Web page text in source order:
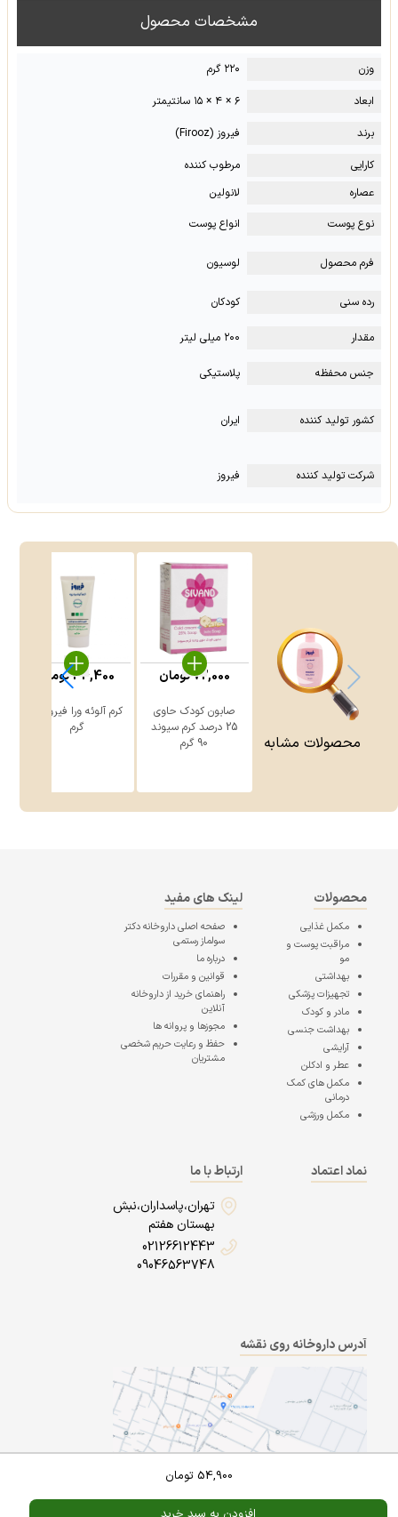
مشخصات محصول
وزن
۲۲۰ گرم
ابعاد
۶ × ۴ × ۱۵ سانتیمتر
برند
فیروز (Firooz)
کارایی
مرطوب کننده
عصاره
لانولین
نوع پوست
انواع پوست
فرم محصول لوسیون
رده سنی کودکان
مقدار ۲۰۰ میلی لیتر
جنس محفظه پلاستیکی
کشور تولید کننده ایران
شرکت تولید کننده فیروز
محصولات مشابه
صابون کودک حاوی
25 درصد کرم سیوند
90 گرم
72,000تومان
گرم
34,400تومان
54,900 تومان
محصولات
مکمل غذایی
مراقبت پوست و
مو
بهداشتی
تجهیزات پزشکی
مادر و کودک
بهداشت جنسی
آرایشی
عطر و ادکلن
مکمل های کمک
درمانی
مکمل ورزشی
لینک های مفید
صفحه اصلیداروخانه دکتر
سولماز رستمی
درباره ما
قوانین و مقررات
راهنمای خرید از داروخانه
آنلاین
مجوزها و پروانه ها
حفظ و رعایت حریم شخصی
مشتریان
نماد اعتماد
ارتباط با ما
تهران،پاسداران،نبش
بهستان هفتم
02126612443
09046563748
آدرس داروخانه روی نقشه
A Pluss
Powered By